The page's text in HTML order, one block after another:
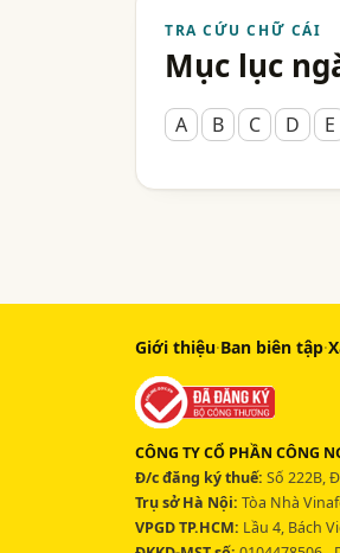
TRA CỨU CHỮ CÁI
Mục lục
A B C D E
Giới thiệu·Ban biên tập·
CÔNG TY CỔ PHẦN CÔNG
Đ/c đăng ký thuế: Số 222B,
Trụ sở Hà Nội: Tòa Nhà
VPGD TP.HCM: Lầu 4, Bách